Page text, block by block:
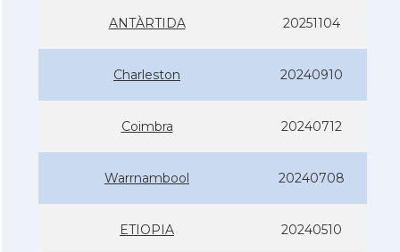
ANTÀRTIDA 20251104
Charleston 20240910
Coimbra 20240712
Warrnambool 20240708
ETIOPIA 20240510